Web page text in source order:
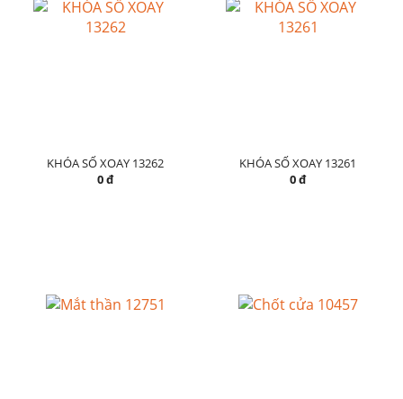
KHÓA SỐ XOAY 13262
0 đ
KHÓA SỐ XOAY 13261
0 đ